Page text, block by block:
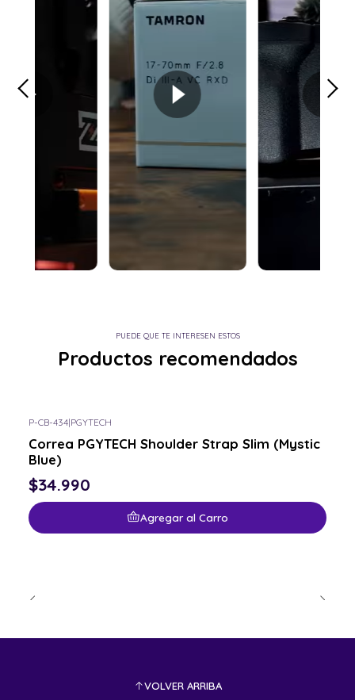
PUEDE QUE TE INTERESEN ESTOS
Productos recomendados
P-CB-434|PGYTECH
Correa PGYTECH Shoulder Strap Slim (Mystic
Blue)
$34.990
Agregar al Carro
VOLVER ARRIBA